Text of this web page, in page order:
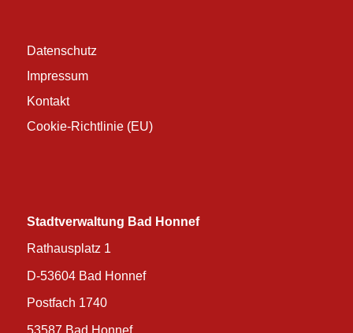
Datenschutz
Impressum
Kontakt
Cookie-Richtlinie (EU)
Stadtverwaltung Bad Honnef
Rathausplatz 1
D-53604 Bad Honnef
Postfach 1740
53587 Bad Honnef